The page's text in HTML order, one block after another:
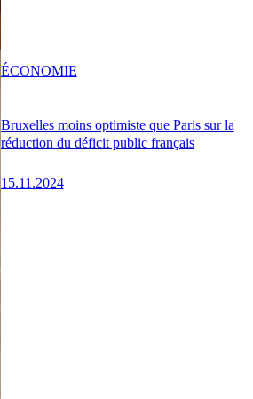
Bruxelles moins optimiste que Paris sur la
réduction du déficit public français
15.11.2024
ÉCONOMIE